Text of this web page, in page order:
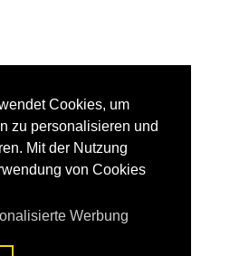
Cookies, um
zu personalisieren und
Mit der Nutzung
von Cookies
Werbung